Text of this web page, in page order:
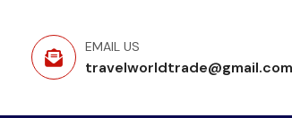
EMAIL US
travelworldtrade@gmail.com